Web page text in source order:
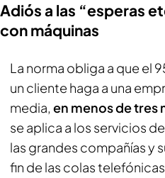
Adiós a las “esperas
con máquinas
La norma obliga a que el
un cliente haga a una
media, en menos de tres
se aplica a los servicios
las grandes compañías y
fin de las colas